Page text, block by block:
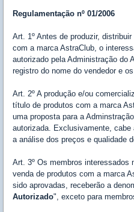
Regulamentação nº 01/2006
Art. 1º Antes de produzir,
com a marca AstraClub, o
autorizado pela Administração do
registro do nome do vendedor e
Art. 2º A produção e/ou
título de produtos com a marca
uma proposta para a
autorizada. Exclusivamente,
a análise dos preços e qualidade
Art. 3º Os membros interessados
venda de produtos com a marca
sido aprovadas, receberão a
Autorizado", exceto para